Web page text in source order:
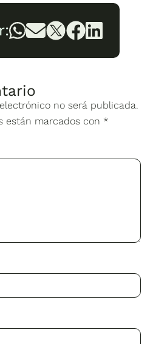
no será publicada.
están marcados con *